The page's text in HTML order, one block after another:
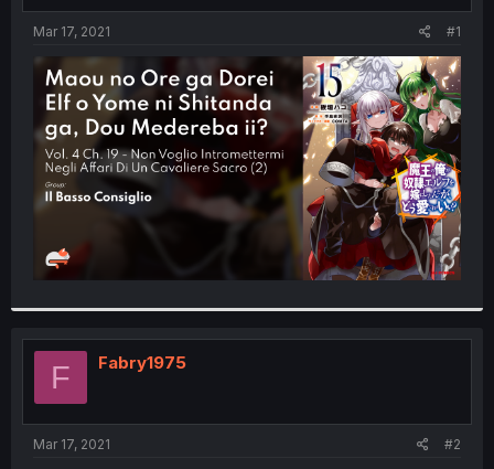
t
e
r
t
Mar 17, 2021 #1
F Fabry1975
Mar 17, 2021 #2